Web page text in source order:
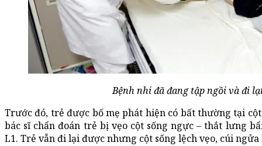
Bệnh nhi đã đang tập ngồi và đi
Trước đó, trẻ được bố mẹ phát hiện có bất thường tại
bác sĩ chẩn đoán trẻ bị vẹo cột sống ngực – thắt lưng
L1. Trẻ vẫn đi lại được nhưng cột sống lệch vẹo, cúi